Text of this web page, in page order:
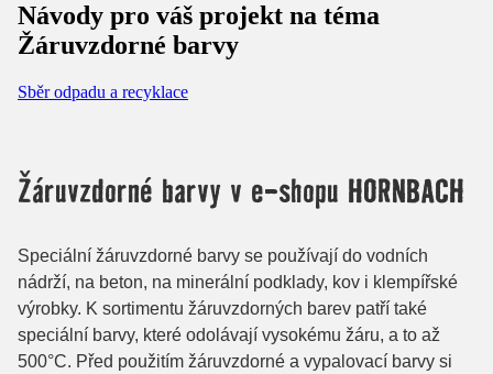
Návody pro váš projekt na téma
Žáruvzdorné barvy
Sběr odpadu a recyklace